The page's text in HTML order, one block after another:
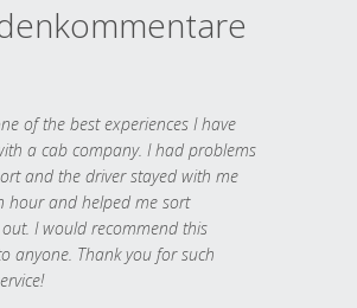
of the best experiences I have
a cab company. I had problems
and the driver stayed with me
hour and helped me sort
I would recommend this
anyone. Thank you for such